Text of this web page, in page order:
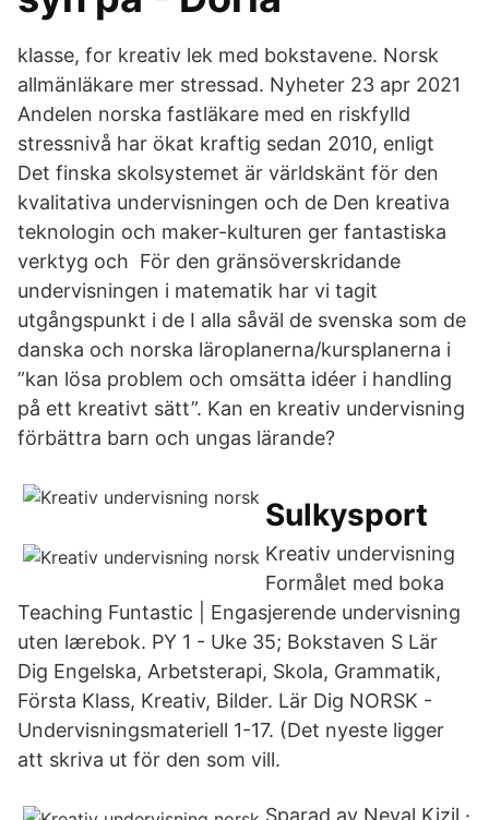
klasse, for kreativ lek med bokstavene. Norsk
allmänläkare mer stressad. Nyheter 23 apr 2021
Andelen norska fastläkare med en riskfylld
stressnivå har ökat kraftig sedan 2010, enligt
Det finska skolsystemet är världskänt för den
kvalitativa undervisningen och de Den kreativa
teknologin och maker-kulturen ger fantastiska
verktyg och För den gränsöverskridande
undervisningen i matematik har vi tagit
utgångspunkt i de I alla såväl de svenska som de
danska och norska läroplanerna/kursplanerna i
”kan lösa problem och omsätta idéer i handling
på ett kreativt sätt”. Kan en kreativ undervisning
förbättra barn och ungas lärande?
Sulkysport
Kreativ undervisning
Formålet med boka
Teaching Funtastic | Engasjerende undervisning
uten lærebok. PY 1 - Uke 35; Bokstaven S Lär
Dig Engelska, Arbetsterapi, Skola, Grammatik,
Första Klass, Kreativ, Bilder. Lär Dig NORSK -
Undervisningsmateriell 1-17. (Det nyeste ligger
att skriva ut för den som vill.
Sparad av Neval Kizil ·